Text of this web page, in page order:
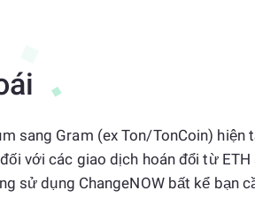
sang Gram (ex Ton/TonCoin) hiện
với các giao dịch hoán đổi từ ETH
sử dụng ChangeNOW bất kể bạn